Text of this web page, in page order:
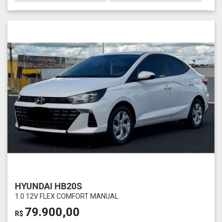
HYUNDAI HB20S
1.0 12V FLEX COMFORT MANUAL
R$ 79.900,00